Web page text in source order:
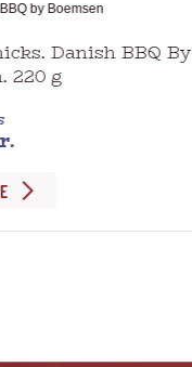
by Boemsen
Danish BBQ By
220 g